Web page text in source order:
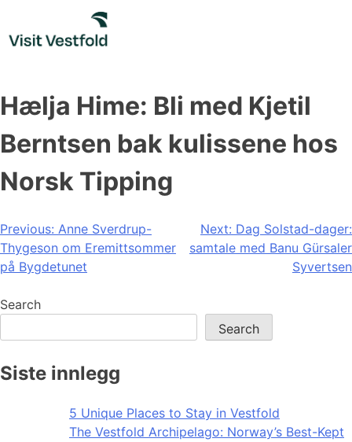
content
Hælja Hime: Bli med Kjetil
Berntsen bak kulissene hos
Norsk Tipping
Post
navigation
Previous: Anne Sverdrup-
Thygeson om Eremittsommer
på Bygdetunet
Next: Dag Solstad-dager:
samtale med Banu Gürsaler
Syvertsen
Search
Search
Siste innlegg
5 Unique Places to Stay in Vestfold
The Vestfold Archipelago: Norway’s Best-Kept